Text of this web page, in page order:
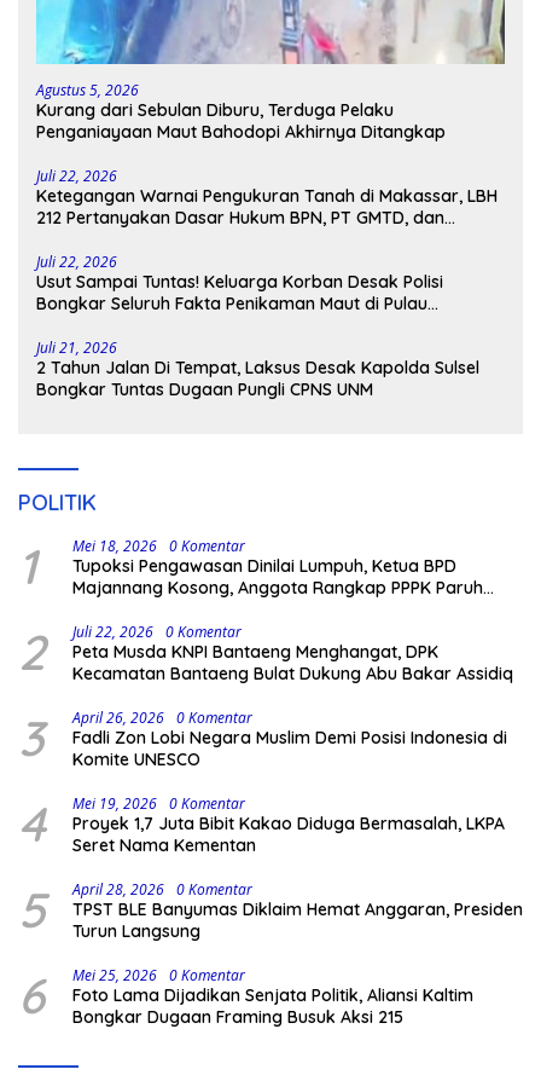
Agustus 5, 2026
Kurang dari Sebulan Diburu, Terduga Pelaku
Penganiayaan Maut Bahodopi Akhirnya Ditangkap
Juli 22, 2026
Ketegangan Warnai Pengukuran Tanah di Makassar, LBH
212 Pertanyakan Dasar Hukum BPN, PT GMTD, dan
Juli 22, 2026
Usut Sampai Tuntas! Keluarga Korban Desak Polisi
Bongkar Seluruh Fakta Penikaman Maut di Pulau
Juli 21, 2026
2 Tahun Jalan Di Tempat, Laksus Desak Kapolda Sulsel
Bongkar Tuntas Dugaan Pungli CPNS UNM
POLITIK
1 Mei 18, 2026 0 Komentar
Tupoksi Pengawasan Dinilai Lumpuh, Ketua BPD
Majannang Kosong, Anggota Rangkap PPPK Paruh
2 Juli 22, 2026 0 Komentar
Peta Musda KNPI Bantaeng Menghangat, DPK
Kecamatan Bantaeng Bulat Dukung Abu Bakar Assidiq
3 April 26, 2026 0 Komentar
Fadli Zon Lobi Negara Muslim Demi Posisi Indonesia di
Komite UNESCO
4 Mei 19, 2026 0 Komentar
Proyek 1,7 Juta Bibit Kakao Diduga Bermasalah, LKPA
Seret Nama Kementan
5 April 28, 2026 0 Komentar
TPST BLE Banyumas Diklaim Hemat Anggaran, Presiden
Turun Langsung
6 Mei 25, 2026 0 Komentar
Foto Lama Dijadikan Senjata Politik, Aliansi Kaltim
Bongkar Dugaan Framing Busuk Aksi 215